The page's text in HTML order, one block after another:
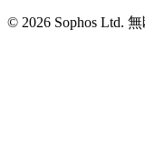
© 2026 Sophos Ltd.